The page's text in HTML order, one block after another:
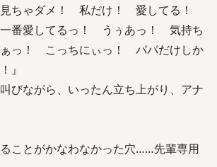
見ちゃダメ！ 私だけ！ 愛してる！
番愛してるっ！ うぅあっ！ 気持ち
っ！ こっちにぃっ！ パパだけしか
』
びながら、いったん立ち上がり、アナ
ことがかなわなかった穴……先輩専用